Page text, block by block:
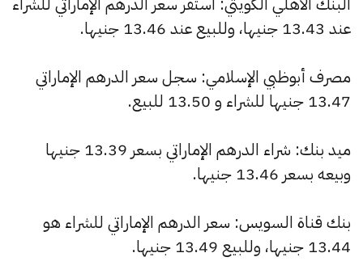
عند 13.43 جنيها، وللبيع عند 13.46 جنيها.
مصرف أبوظبي الإسلامي: سجل سعر الدرهم الإماراتي
13.47 جنيها للشراء و 13.50 للبيع.
ميد بنك: شراء الدرهم الإماراتي بسعر 13.39 جنيها
وبيعه بسعر 13.46 جنيها.
بنك قناة السويس: سعر الدرهم الإماراتي للشراء هو
13.44 جنيها، وللبيع 13.49 جنيها.